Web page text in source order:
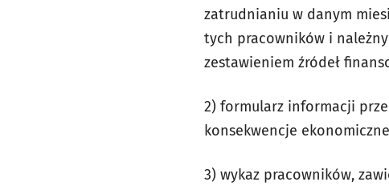
zatrudnianiu w danym
tych pracowników i
zestawieniem źródeł
2) formularz informacji
konsekwencje
3) wykaz pracowników,